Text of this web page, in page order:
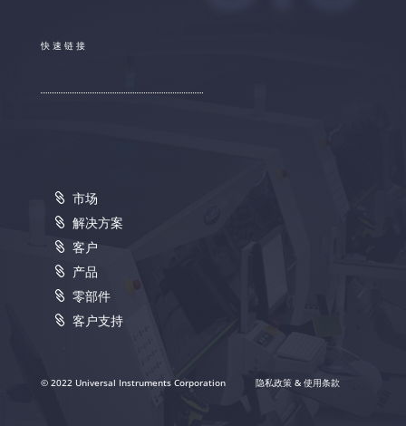
快速链接
市场
解决方案
客户
产品
零部件
客户支持
© 2022 Universal Instruments Corporation 隐私政策 & 使用条款